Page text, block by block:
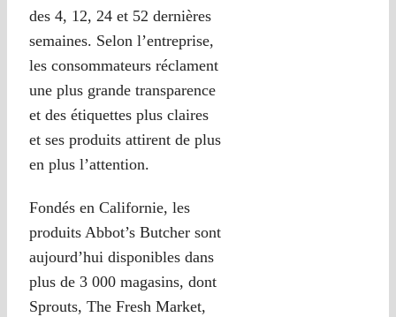
des 4, 12, 24 et 52 dernières
semaines. Selon l’entreprise,
les consommateurs réclament
une plus grande transparence
et des étiquettes plus claires
et ses produits attirent de plus
en plus l’attention.
Fondés en Californie, les
produits Abbot’s Butcher sont
aujourd’hui disponibles dans
plus de 3 000 magasins, dont
Sprouts, The Fresh Market,